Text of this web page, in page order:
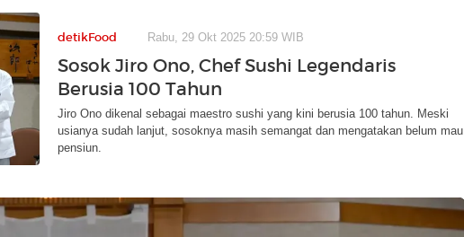
detikFood Rabu, 29 Okt 2025 20:59 WIB
Sosok Jiro Ono, Chef Sushi Legendaris
Berusia 100 Tahun
Jiro Ono dikenal sebagai maestro sushi yang kini berusia 100 tahun. Meski
usianya sudah lanjut, sosoknya masih semangat dan mengatakan belum mau
pensiun.